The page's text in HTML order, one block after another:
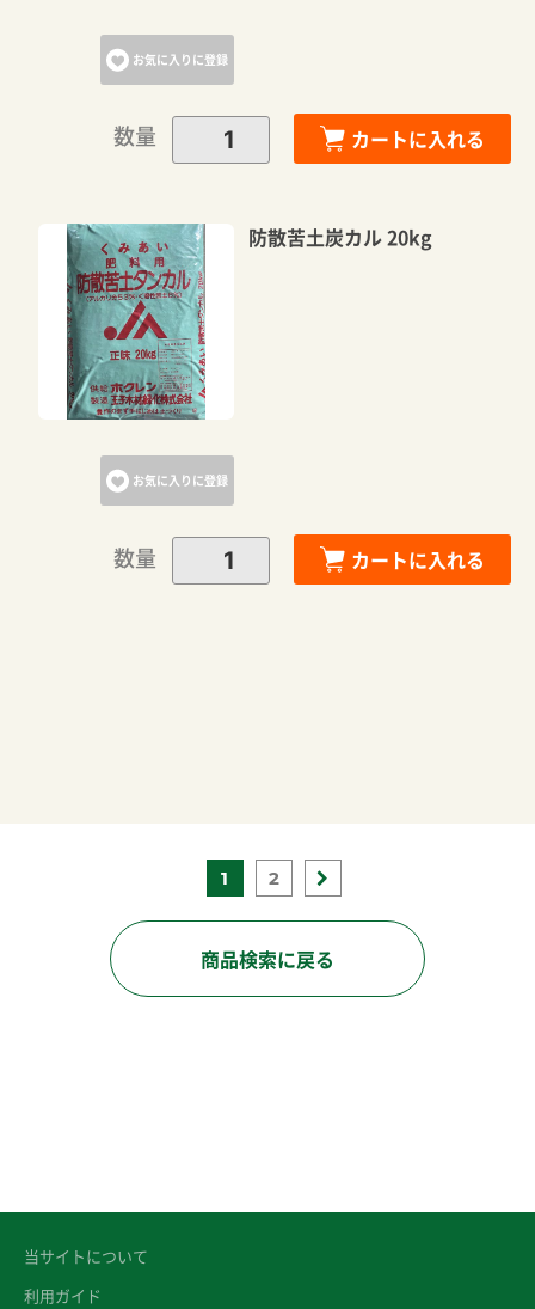
お気に入りに登録
数量 カートに入れる
お気に入りに登録
防散苦土炭カル 20kg
数量 カートに入れる
1 2
商品検索に戻る
当サイトについて
利用ガイド